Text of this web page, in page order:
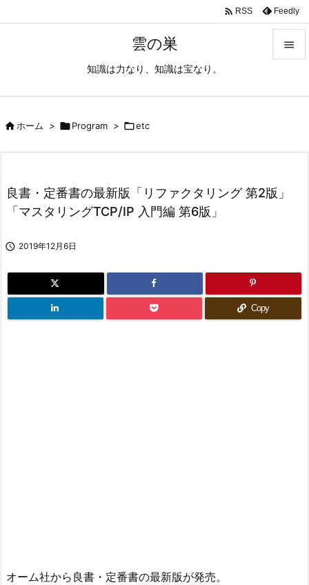
雲の巣
知識は力なり、知識は宝なり。

次へ
 RSS Feedly
ホーム > Program > etc
良書・定番書の最新版「リファクタリング 第2版」
「マスタリングTCP/IP 入門編 第6版」
 2019年12月6日
Copy
オーム社から良書・定番書の最新版が発売。